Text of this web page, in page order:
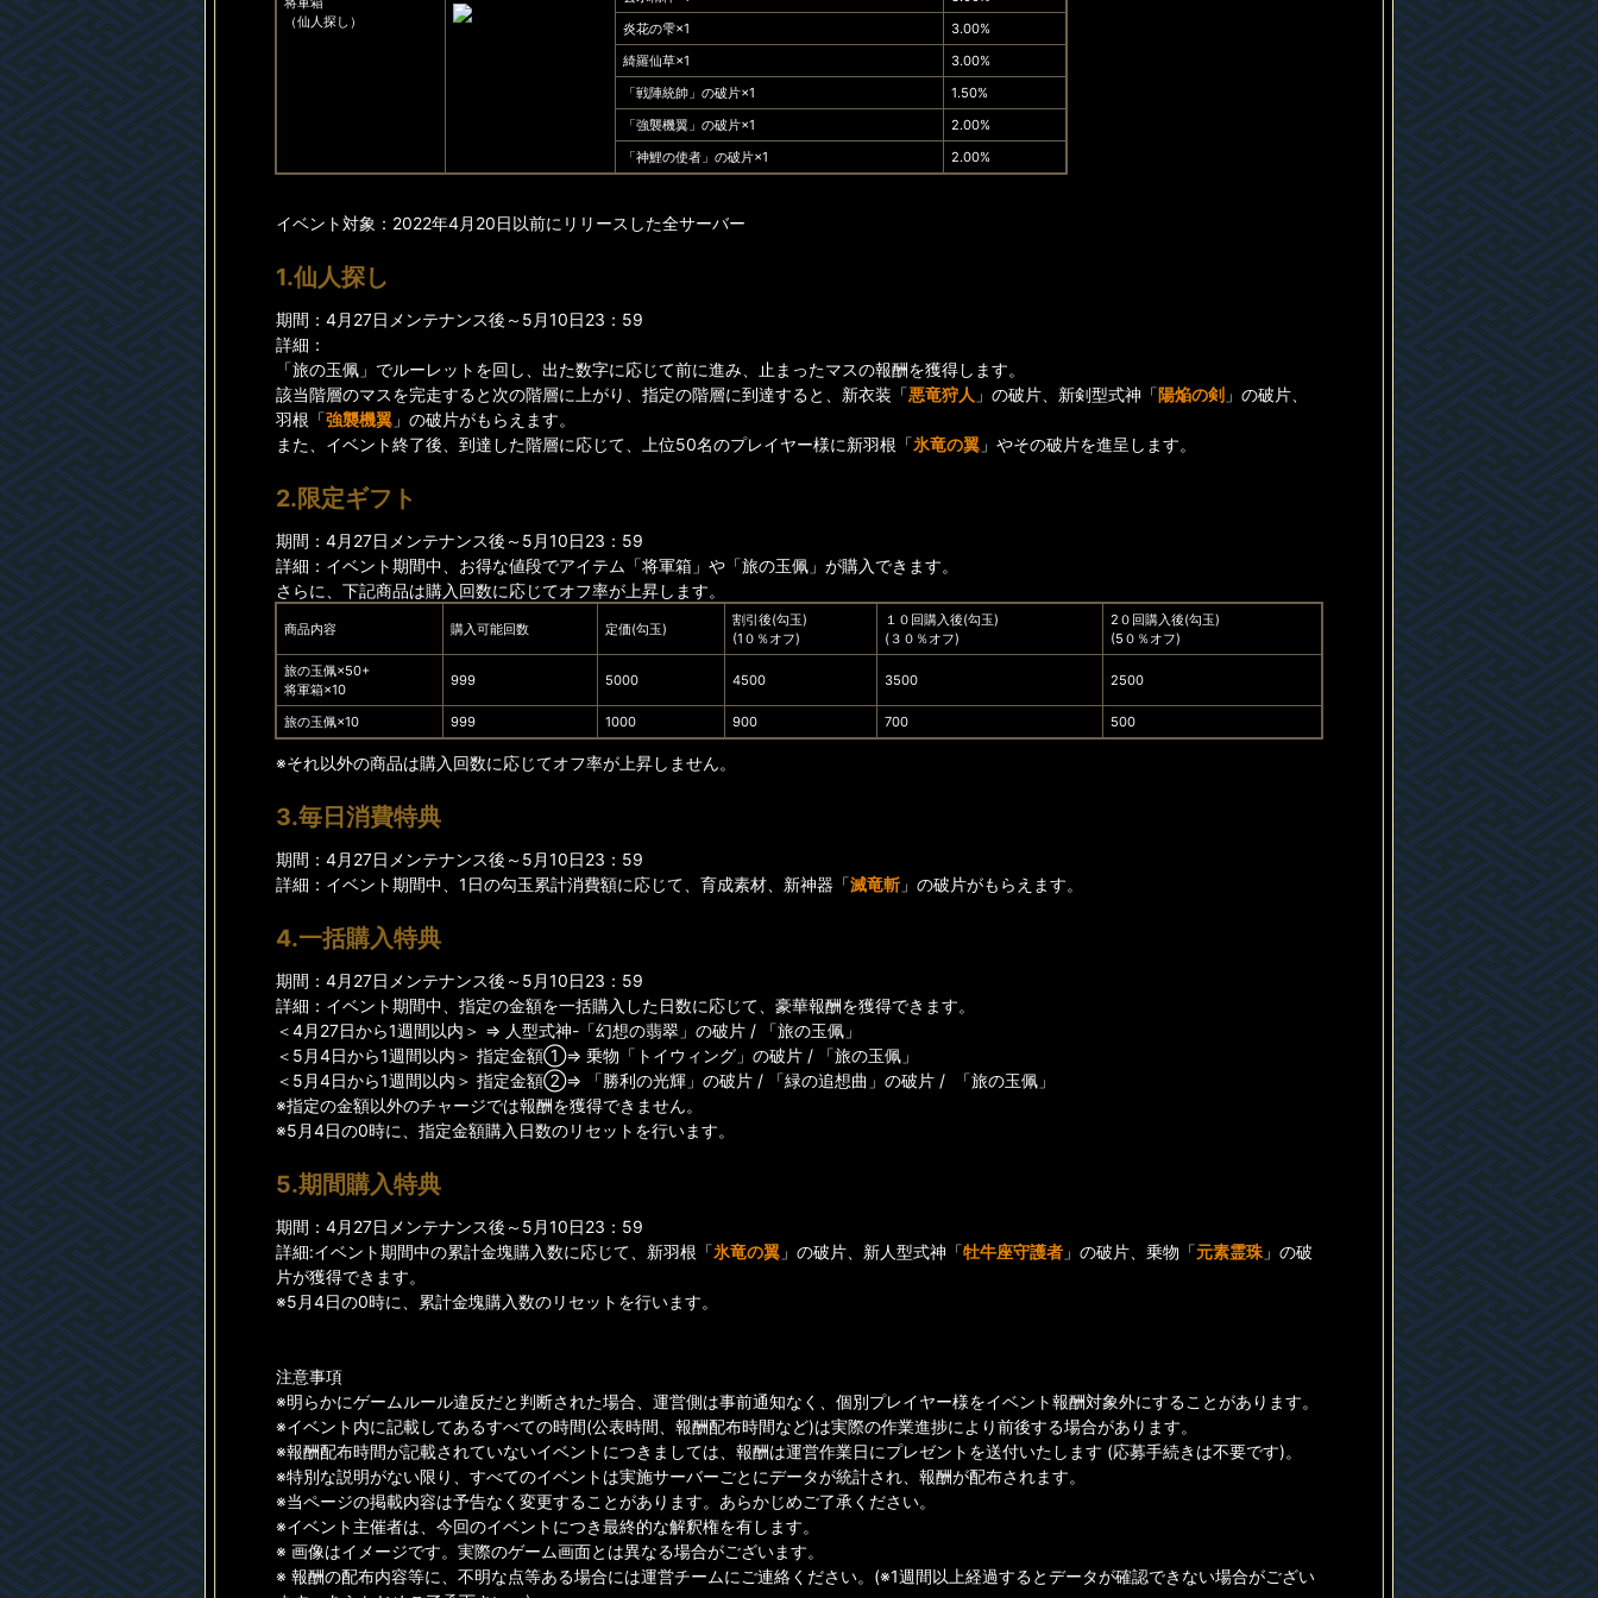
（仙人探し）
炎花の雫×1
3.00%
綺羅仙草×1
3.00%
「戦陣統帥」の破片×1
1.50%
「強襲機翼」の破片×1
2.00%
「神鯉の使者」の破片×1
2.00%
イベント対象：2022年4月20日以前にリリースした全サーバー
1.仙人探し
期間：4月27日メンテナンス後～5月10日23：59
詳細：
「旅の玉佩」でルーレットを回し、出た数字に応じて前に進み、止まったマスの報酬を獲得します。
該当階層のマスを完走すると次の階層に上がり、指定の階層に到達すると、新衣装「悪竜狩人 」の破片、新剣型式神「陽焔の剣 」の破片、
羽根「強襲機翼 」の破片がもらえます。
また、イベント終了後、到達した階層に応じて、上位50名のプレイヤー様に新羽根「氷竜の翼 」やその破片を進呈します。
2.限定ギフト
期間：4月27日メンテナンス後～5月10日23：59
詳細：イベント期間中、お得な値段でアイテム「将軍箱」や「旅の玉佩」が購入できます。
さらに、下記商品は購入回数に応じてオフ率が上昇します。
商品内容 購入可能回数 定価(勾玉)
割引後(勾玉)
(1０％オフ)
１０回購入後(勾玉)
(３０％オフ)
2０回購入後(勾玉)
(5０％オフ)
旅の玉佩×50+
将軍箱×10
999 5000 4500 3500 2500
旅の玉佩×10 999 1000 900 700 500
※それ以外の商品は購入回数に応じてオフ率が上昇しません。
3.毎日消費特典
期間：4月27日メンテナンス後～5月10日23：59
詳細：イベント期間中、1日の勾玉累計消費額に応じて、育成素材、新神器「滅竜斬 」の破片がもらえます。
4.一括購入特典
期間：4月27日メンテナンス後～5月10日23：59
詳細：イベント期間中、指定の金額を一括購入した日数に応じて、豪華報酬を獲得できます。
＜4月27日から1週間以内＞ ⇒ 人型式神-「幻想の翡翠」の破片 / 「旅の玉佩」
＜5月4日から1週間以内＞ 指定金額①⇒ 乗物「トイウィング」の破片 / 「旅の玉佩」
＜5月4日から1週間以内＞ 指定金額②⇒ 「勝利の光輝」の破片 / 「緑の追想曲」の破片 / 「旅の玉佩」
※指定の金額以外のチャージでは報酬を獲得できません。
※5月4日の0時に、指定金額購入日数のリセットを行います。
5.期間購入特典
期間：4月27日メンテナンス後～5月10日23：59
詳細:イベント期間中の累計金塊購入数に応じて、新羽根「氷竜の翼 」の破片、新人型式神「牡牛座守護者 」の破片、乗物「元素霊珠 」の破
片が獲得できます。
※5月4日の0時に、累計金塊購入数のリセットを行います。
注意事項
※明らかにゲームルール違反だと判断された場合、運営側は事前通知なく、個別プレイヤー様をイベント報酬対象外にすることがあります。
※イベント内に記載してあるすべての時間(公表時間、報酬配布時間など)は実際の作業進捗により前後する場合があります。
※報酬配布時間が記載されていないイベントにつきましては、報酬は運営作業日にプレゼントを送付いたします (応募手続きは不要です)。
※特別な説明がない限り、すべてのイベントは実施サーバーごとにデータが統計され、報酬が配布されます。
※当ページの掲載内容は予告なく変更することがあります。あらかじめご了承ください。
※イベント主催者は、今回のイベントにつき最終的な解釈権を有します。
※ 画像はイメージです。実際のゲーム画面とは異なる場合がございます。
※ 報酬の配布内容等に、不明な点等ある場合には運営チームにご連絡ください。(※1週間以上経過するとデータが確認できない場合がござい